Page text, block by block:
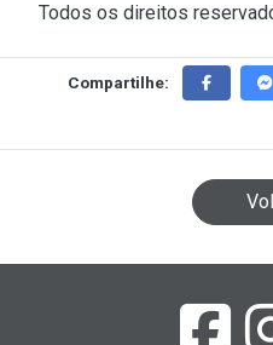
Todos os direitos
Compartilhe: